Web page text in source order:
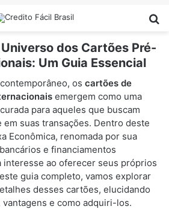
dos Cartões Pré-
Um Guia Essencial
os cartões de
emergem como uma
para aqueles que buscam
suas transações. Dentro deste
Econômica, renomada por sua
e financiamentos
ao oferecer seus próprios
guia completo, vamos explorar
desses cartões, elucidando
e como adquiri-los.